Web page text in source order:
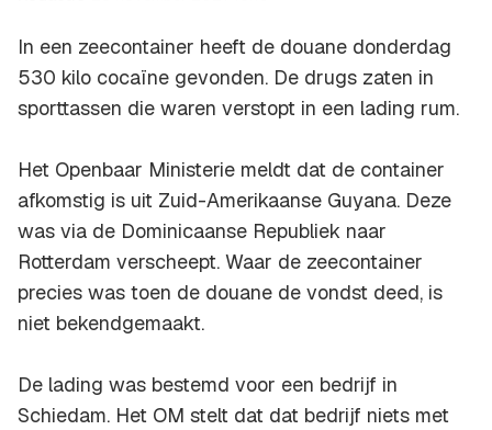
In een zeecontainer heeft de douane donderdag
530 kilo cocaïne gevonden. De drugs zaten in
sporttassen die waren verstopt in een lading rum.
Het Openbaar Ministerie meldt dat de container
afkomstig is uit Zuid-Amerikaanse Guyana. Deze
was via de Dominicaanse Republiek naar
Rotterdam verscheept. Waar de zeecontainer
precies was toen de douane de vondst deed, is
niet bekendgemaakt.
De lading was bestemd voor een bedrijf in
Schiedam. Het OM stelt dat dat bedrijf niets met